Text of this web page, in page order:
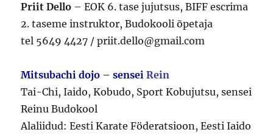
Priit Dello – EOK 6. tase jujutsus, BIFF escrima
2. taseme instruktor, Budokooli õpetaja
tel 5649 4427 / priit.dello@gmail.com
Mitsubachi dojo –sensei Rein
Tai-Chi, Iaido, Kobudo, Sport Kobujutsu, sensei
Reinu Budokool
Alaliidud: Eesti Karate Föderatsioon, Eesti Iaido